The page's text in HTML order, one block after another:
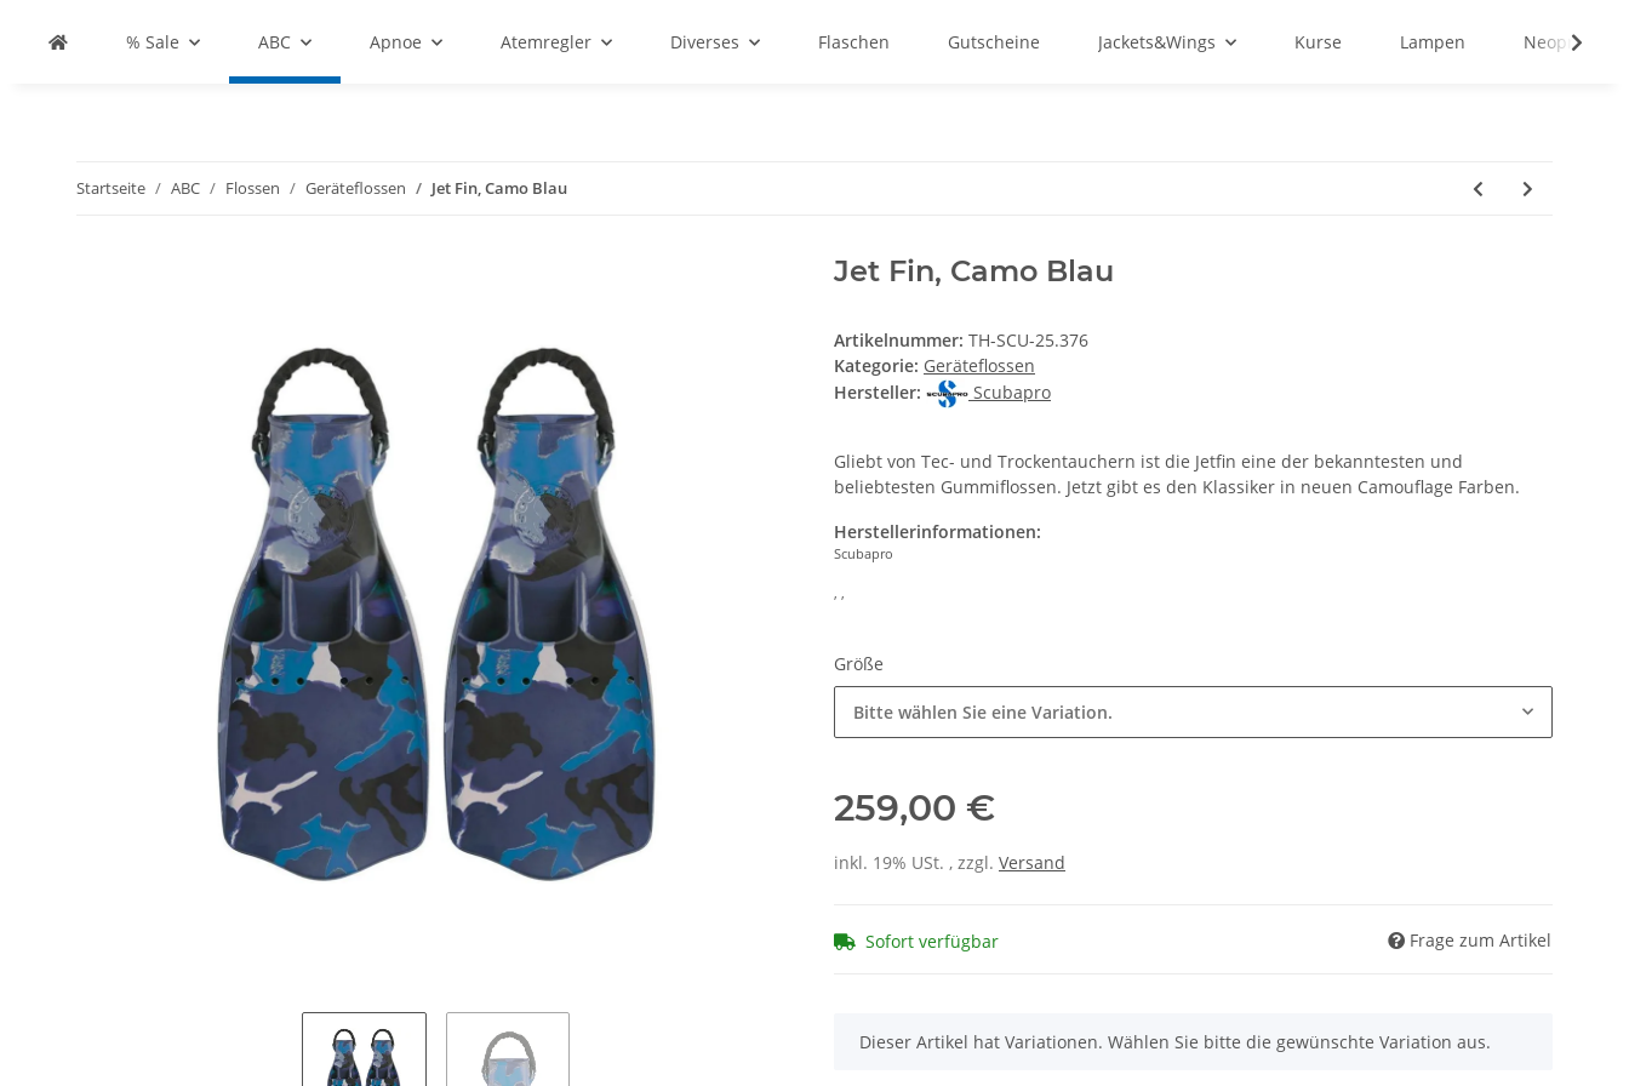
% Sale ABC Apnoe Atemregler Diverses Flaschen Gutscheine Jackets&Wings Kurse Lampen
Startseite ABC Flossen Geräteflossen Jet Fin, Camo Blau
Jet Fin, Camo Blau
Artikelnummer: TH-SCU-25.376
Kategorie: Geräteflossen
Hersteller:
Scubapro
Gliebt von Tec- und Trockentauchern ist die Jetfin eine der bekanntesten und
beliebtesten Gummiflossen. Jetzt gibt es den Klassiker in neuen Camouflage Farben.
Herstellerinformationen:
Scubapro
, ,
Größe
Bitte wählen Sie eine Variation.
259,00 €
inkl. 19% USt. , zzgl. Versand
Sofort verfügbar Frage zum Artikel
x
Dieser Artikel hat Variationen. Wählen Sie bitte die gewünschte Variation aus.